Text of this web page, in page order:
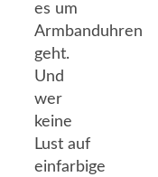
es um
Armbanduhren
geht.
Und
wer
keine
Lust auf
einfarbige